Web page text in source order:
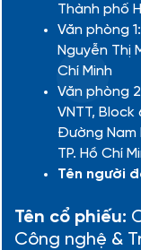
Thành phố
Văn phòng
Nguyễn Thị
Chí Minh
Văn phòng
VNTT,
Đường Nam
TP. Hồ Chí
Tên người
Tên cổ phiếu:
Công nghệ &